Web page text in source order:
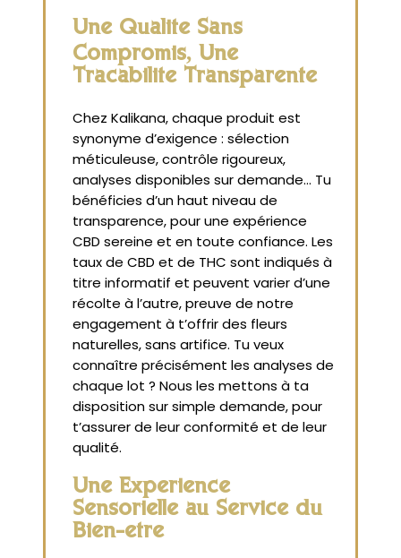
Une Qualité Sans
Compromis, Une
Traçabilité Transparente
Chez Kalikana, chaque produit est
synonyme d’exigence : sélection
méticuleuse, contrôle rigoureux,
analyses disponibles sur demande... Tu
bénéficies d’un haut niveau de
transparence, pour une expérience
CBD sereine et en toute confiance. Les
taux de CBD et de THC sont indiqués à
titre informatif et peuvent varier d’une
récolte à l’autre, preuve de notre
engagement à t’offrir des fleurs
naturelles, sans artifice. Tu veux
connaître précisément les analyses de
chaque lot ? Nous les mettons à ta
disposition sur simple demande, pour
t’assurer de leur conformité et de leur
qualité.
Une Expérience
Sensorielle au Service du
Bien-être